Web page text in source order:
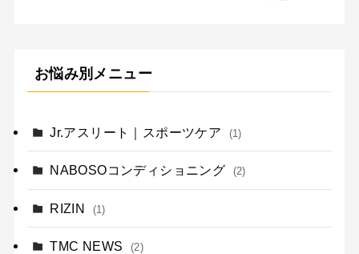
お悩み別メニュー
Jr.アスリート｜スポーツケア (1)
NABOSOコンディショニング (2)
RIZIN (1)
TMC NEWS (2)